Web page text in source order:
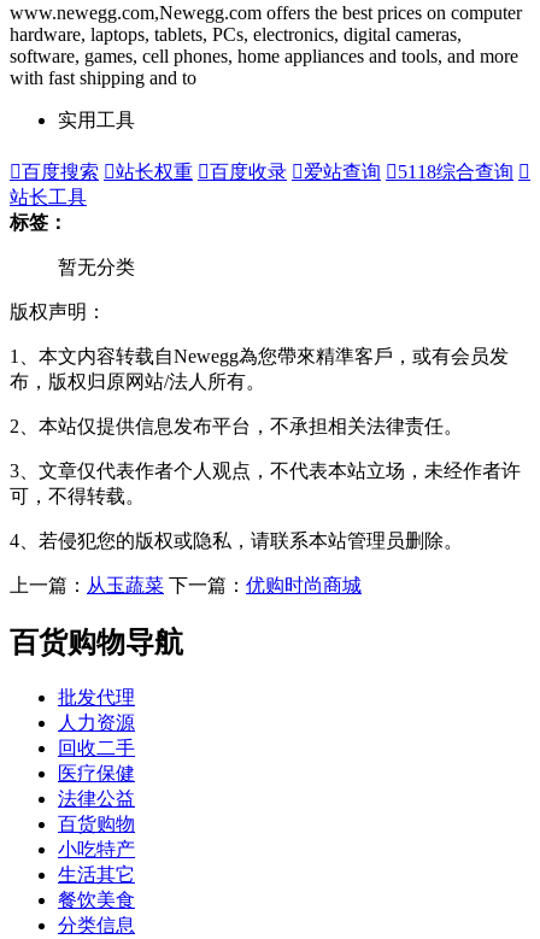
www.newegg.com,Newegg.com offers the best prices on computer
hardware, laptops, tablets, PCs, electronics, digital cameras,
software, games, cell phones, home appliances and tools, and more
with fast shipping and to
实用工具
百度搜索 站长权重 百度收录 爱站查询 5118综合查询 
站长工具
标签：
暂无分类
版权声明：
1、本文内容转载自Newegg為您帶來精準客戶，或有会员发
布，版权归原网站/法人所有。
2、本站仅提供信息发布平台，不承担相关法律责任。
3、文章仅代表作者个人观点，不代表本站立场，未经作者许
可，不得转载。
4、若侵犯您的版权或隐私，请联系本站管理员删除。
上一篇： 从玉蔬菜 下一篇： 优购时尚商城
百货购物导航
批发代理
人力资源
回收二手
医疗保健
法律公益
百货购物
小吃特产
生活其它
餐饮美食
分类信息